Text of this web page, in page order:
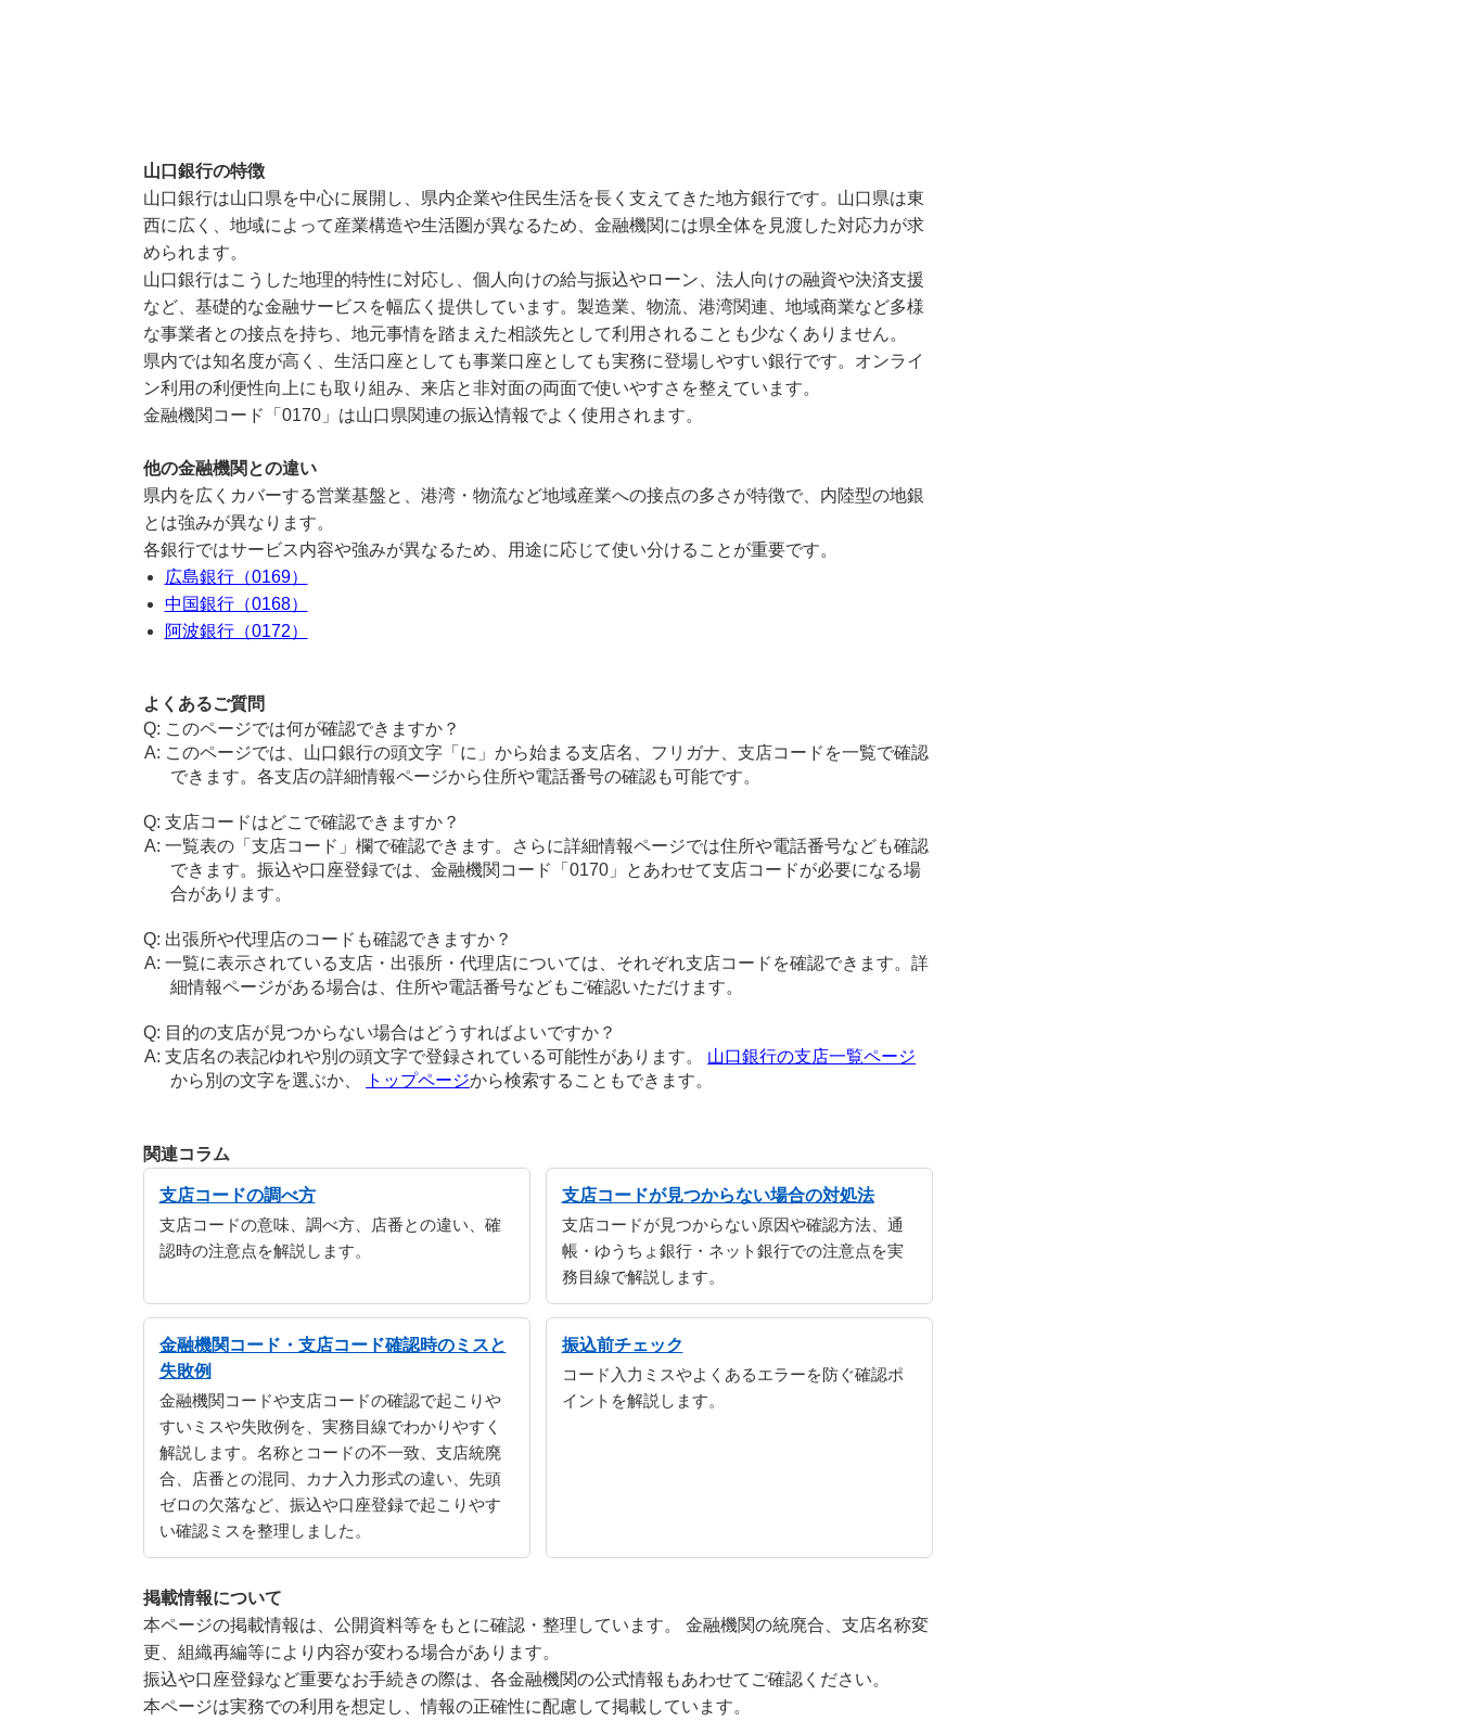
山口銀行の特徴
山口銀行は山口県を中心に展開し、県内企業や住民生活を長く支えてきた地方銀行です。山口県は東
西に広く、地域によって産業構造や生活圏が異なるため、金融機関には県全体を見渡した対応力が求
められます。
山口銀行はこうした地理的特性に対応し、個人向けの給与振込やローン、法人向けの融資や決済支援
など、基礎的な金融サービスを幅広く提供しています。製造業、物流、港湾関連、地域商業など多様
な事業者との接点を持ち、地元事情を踏まえた相談先として利用されることも少なくありません。
県内では知名度が高く、生活口座としても事業口座としても実務に登場しやすい銀行です。オンライ
ン利用の利便性向上にも取り組み、来店と非対面の両面で使いやすさを整えています。
金融機関コード「0170」は山口県関連の振込情報でよく使用されます。
他の金融機関との違い
県内を広くカバーする営業基盤と、港湾・物流など地域産業への接点の多さが特徴で、内陸型の地銀
とは強みが異なります。
各銀行ではサービス内容や強みが異なるため、用途に応じて使い分けることが重要です。
広島銀行（0169）
中国銀行（0168）
阿波銀行（0172）
よくあるご質問
このページでは何が確認できますか？
このページでは、山口銀行の頭文字「に」から始まる支店名、フリガナ、支店コードを一覧で確認
できます。各支店の詳細情報ページから住所や電話番号の確認も可能です。
支店コードはどこで確認できますか？
一覧表の「支店コード」欄で確認できます。さらに詳細情報ページでは住所や電話番号なども確認
できます。振込や口座登録では、金融機関コード「0170」とあわせて支店コードが必要になる場
合があります。
出張所や代理店のコードも確認できますか？
一覧に表示されている支店・出張所・代理店については、それぞれ支店コードを確認できます。詳
細情報ページがある場合は、住所や電話番号などもご確認いただけます。
目的の支店が見つからない場合はどうすればよいですか？
支店名の表記ゆれや別の頭文字で登録されている可能性があります。 山口銀行の支店一覧ページ
から別の文字を選ぶか、
トップページから検索することもできます。
関連コラム
支店コードの調べ方
支店コードの意味、調べ方、店番との違い、確
認時の注意点を解説します。
支店コードが見つからない場合の対処法
支店コードが見つからない原因や確認方法、通
帳・ゆうちょ銀行・ネット銀行での注意点を実
務目線で解説します。
金融機関コード・支店コード確認時のミスと
失敗例
金融機関コードや支店コードの確認で起こりや
すいミスや失敗例を、実務目線でわかりやすく
解説します。名称とコードの不一致、支店統廃
合、店番との混同、カナ入力形式の違い、先頭
ゼロの欠落など、振込や口座登録で起こりやす
い確認ミスを整理しました。
振込前チェック
コード入力ミスやよくあるエラーを防ぐ確認ポ
イントを解説します。
掲載情報について
本ページの掲載情報は、公開資料等をもとに確認・整理しています。 金融機関の統廃合、支店名称変
更、組織再編等により内容が変わる場合があります。
振込や口座登録など重要なお手続きの際は、各金融機関の公式情報もあわせてご確認ください。
本ページは実務での利用を想定し、情報の正確性に配慮して掲載しています。